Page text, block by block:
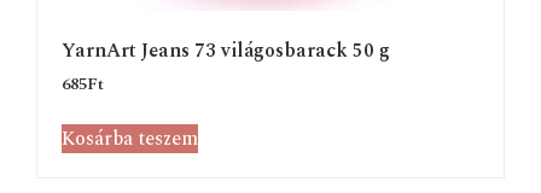
YarnArt Jeans 73 világosbarack 50 g
685Ft
Kosárba teszem